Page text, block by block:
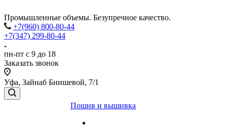
Промышленные объемы. Безупречное качество.
+7(960) 800-80-44
+7(347) 299-80-44
пн-пт с 9 до 18
Заказать звонок
Уфа, Зайнаб Биишевой, 7/1
Пошив и вышивка